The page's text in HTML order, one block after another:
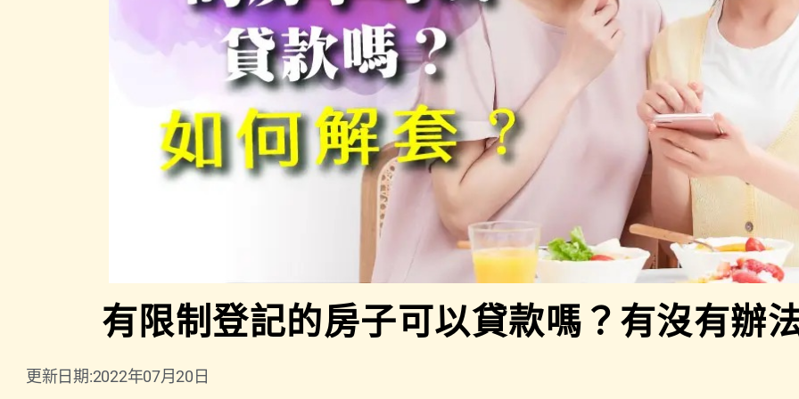
有限制登記的房子可以貸款嗎？有沒有辦
更新日期:2022年07月20日